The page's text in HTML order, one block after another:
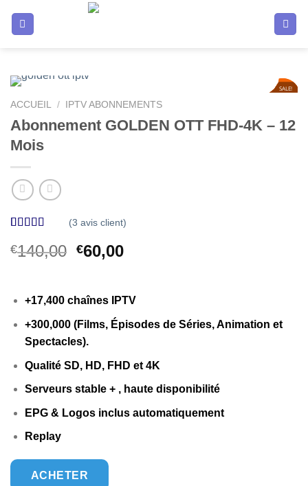
SALE!
SALE!
ACCUEIL / IPTV ABONNEMENTS
Abonnement GOLDEN OTT FHD-4K – 12
Mois
sur 5 basé
notations
(3 avis client)
€140,00 Le
était :
€140,00.
€60,00Le
est :
€60,00.
+17,400 chaînes IPTV
+300,000 (Films, Épisodes de Séries, Animation et
Spectacles).
Qualité SD, HD, FHD et 4K
Serveurs stable + , haute disponibilité
EPG & Logos inclus automatiquement
Replay
ACHETER